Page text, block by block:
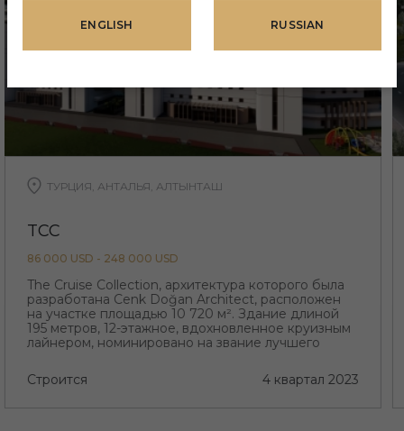
ТУРЦИЯ, АНТАЛЬЯ, АЛТЫНТАШ
TCC
86 000 USD - 248 000 USD
The Cruise Collection, архитектура которого была
разработана Cenk Doğan Architect, расположен
на участке площадью 10 720 м². Здание длиной
195 метров, 12-этажное, вдохновленное круизным
лайнером, номинировано на звание лучшего
Строится
4 квартал 2023
ENGLISH RUSSIAN